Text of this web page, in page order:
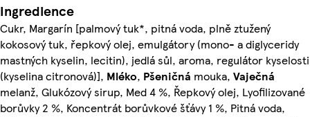
Ingredience
Cukr, Margarín [palmový tuk*, pitná voda, plně ztužený
kokosový tuk, řepkový olej, emulgátory (mono- a diglyceridy
mastných kyselin, lecitin), jedlá sůl, aroma, regulátor kyselosti
(kyselina citronová)], Mléko, Pšeničná mouka, Vaječná
melanž, Glukózový sirup, Med 4 %, Řepkový olej, Lyofilizované
borůvky 2 %, Koncentrát borůvkové šťávy 1 %, Pitná voda,